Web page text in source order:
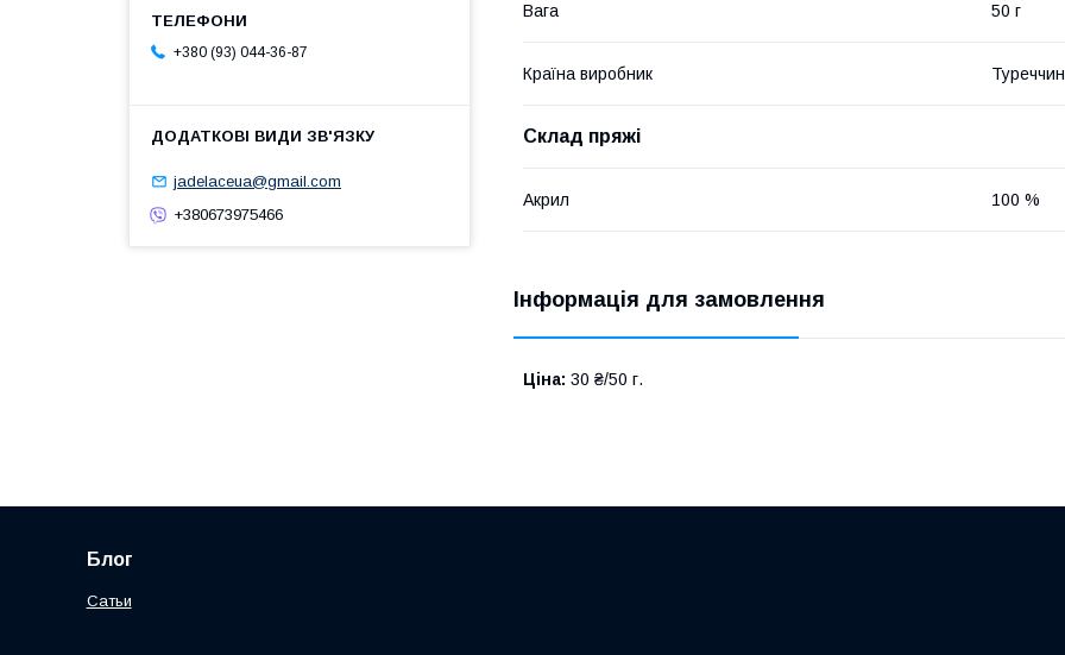
Вага 50 г
Країна виробник
Склад пряжі
Акрил 100 %
Інформація для замовлення
Ціна: 30 ₴/50 г.
+380 (93) 044-36-87
jadelaceua@gmail.com
+380673975466
Блог
Сатьи